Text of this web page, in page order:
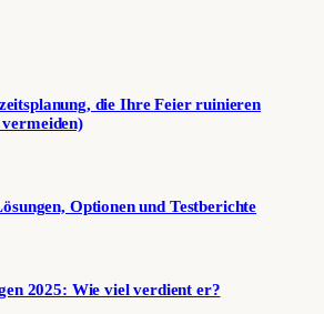
die Ihre Feier ruinieren
vermeiden)
Optionen und Testberichte
2025: Wie viel verdient er?